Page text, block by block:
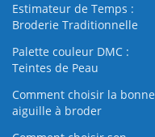
Estimateur de Temps :
Broderie Traditionnelle
Palette couleur DMC :
Teintes de Peau
Comment choisir la bonne
aiguille à broder